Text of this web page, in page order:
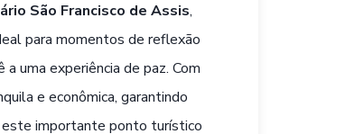
São Francisco de Assis,
para momentos de reflexão
uma experiência de paz. Com
e econômica, garantindo
importante ponto turístico